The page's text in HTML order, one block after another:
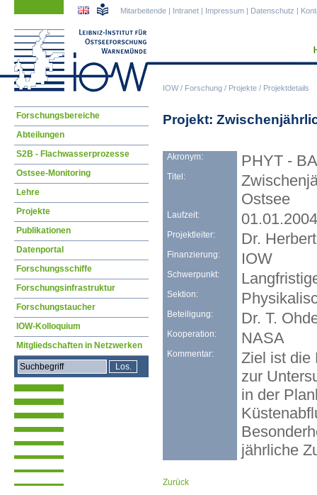
IOW/ Forschung / Projekte / Projektdetails
Mitarbeitende | Intranet | Impressum | Datenschutz |
Projekt:
Akronym: PHYT -
Titel:
Ostsee
Laufzeit:
Projektleiter: Dr.
Finanzierung: IOW
Schwerpunkt:
Sektion:
Beteiligung: Dr. T.
Kooperation: NASA
Kommentar:
Ziel ist die
zur
in der
jährliche
Zurück
Navigation
überspringen
Forschungsbereiche
Abteilungen
S2B - Flachwasserprozesse
Ostsee-Monitoring
Lehre
Projekte
Publikationen
Datenportal
Forschungsschiffe
Forschungsinfrastruktur
Forschungstaucher
IOW-Kolloquium
Mitgliedschaften in Netzwerken